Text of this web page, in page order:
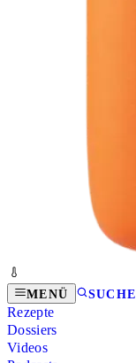
MENÜ SUCHE
Rezepte
Dossiers
Videos